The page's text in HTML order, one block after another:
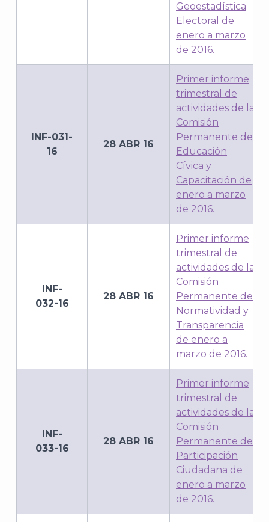
Geoestadística
Electoral de
enero a marzo
de 2016.
INF-031-
16
28 ABR 16
Primer informe
trimestral de
actividades de la
Comisión
Permanente de
Educación
Cívica y
Capacitación de
enero a marzo
de 2016.
INF-
032-16
28 ABR 16
Primer informe
trimestral de
actividades de la
Comisión
Permanente de
Normatividad y
Transparencia
de enero a
marzo de 2016.
INF-
033-16
28 ABR 16
Primer informe
trimestral de
actividades de la
Comisión
Permanente de
Participación
Ciudadana de
enero a marzo
de 2016.